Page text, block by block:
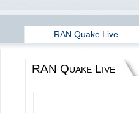
RAN Quake Live
RAN Quake Live